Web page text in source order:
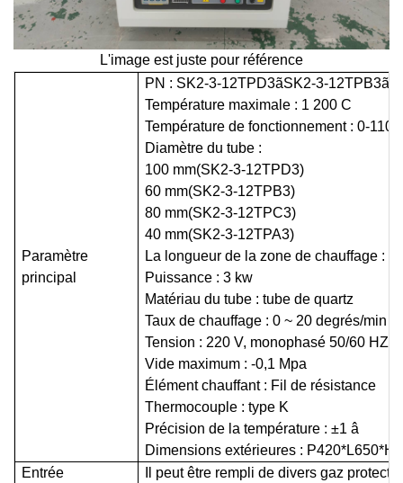
L'image est juste pour référence
Paramètre
principal
PN : SK2-3-12TPD3ãSK2-3-12TPB3ã
Température maximale : 1 200 C
Température de fonctionnement : 0-
Diamètre du tube :
100 mm(SK2-3-12TPD3)
60 mm(SK2-3-12TPB3)
80 mm(SK2-3-12TPC3)
40 mm(SK2-3-12TPA3)
La longueur de la zone de chauffage :
Puissance : 3 kw
Matériau du tube : tube de quartz
Taux de chauffage : 0 ~ 20 degrés/min
Tension : 220 V, monophasé 50/60 HZ
Vide maximum : -0,1 Mpa
Élément chauffant : Fil de résistance
Thermocouple : type K
Précision de la température : ±1 â
Dimensions extérieures :
Entrée
Il peut être rempli de divers gaz